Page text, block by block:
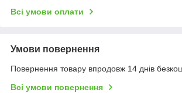
Всі умови оплати
Умови повернення
Повернення товару впродовж 14 днів
Всі умови повернення